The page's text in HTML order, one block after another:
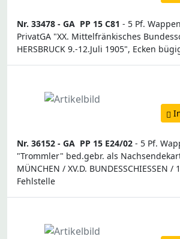
Nr. 33478 - GA PP 15 C81 - 5 Pf.
PrivatGA "XX. Mittelfränkisches
HERSBRUCK 9.-12.Juli 1905", Ecken
Nr. 36152 - GA PP 15 E24/02 - 5 Pf.
"Trommler" bed.gebr. als
MÜNCHEN / XV.D. BUNDESSCHIESSEN /
Fehlstelle